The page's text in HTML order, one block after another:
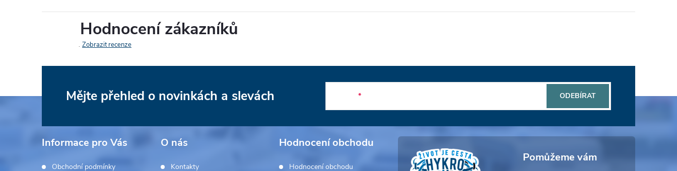
Hodnocení zákazníků
Zobrazit recenze
Z
Mějte přehled o novinkách a slevách ODEBÍRAT
Informace pro Vás
Obchodní podmínky
O nás
Kontakty
Hodnocení obchodu
Hodnocení obchodu